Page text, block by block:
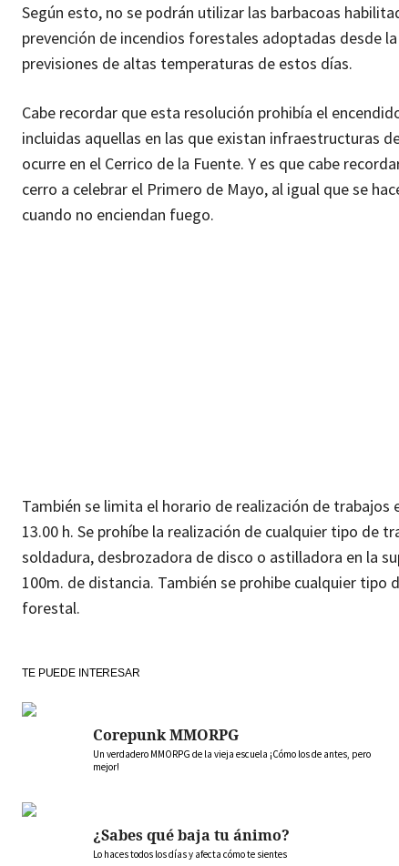
Según esto, no se podrán utilizar las barbacoas
prevención de incendios forestales adoptadas desde
previsiones de altas temperaturas de estos días.
Cabe recordar que esta resolución prohibía el
incluidas aquellas en las que existan infraestructuras
ocurre en el Cerrico de la Fuente. Y es que cabe
cerro a celebrar el Primero de Mayo, al igual que se
cuando no enciendan fuego.
También se limita el horario de realización de
13.00 h. Se prohíbe la realización de cualquier tipo de
soldadura, desbrozadora de disco o astilladora en la
100m. de distancia. También se prohibe cualquier
forestal.
TE PUEDE INTERESAR
Corepunk MMORPG
Un verdadero MMORPG de la vieja escuela ¡Cómo los de antes, pero
mejor!
¿Sabes qué baja tu ánimo?
Lo haces todos los días y afecta cómo te sientes